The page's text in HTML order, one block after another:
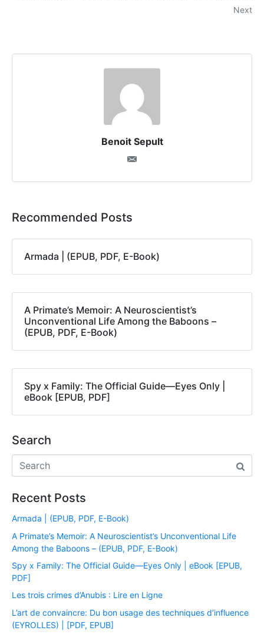
Next
Benoit Sepult
Recommended Posts
Armada | (EPUB, PDF, E-Book)
A Primate’s Memoir: A Neuroscientist’s
Unconventional Life Among the Baboons –
(EPUB, PDF, E-Book)
Spy x Family: The Official Guide―Eyes Only |
eBook [EPUB, PDF]
Search
Recent Posts
Armada | (EPUB, PDF, E-Book)
A Primate’s Memoir: A Neuroscientist’s Unconventional Life
Among the Baboons – (EPUB, PDF, E-Book)
Spy x Family: The Official Guide―Eyes Only | eBook [EPUB,
PDF]
Les trois crimes d’Anubis : Lire en Ligne
L’art de convaincre: Du bon usage des techniques d’influence
(EYROLLES) | [PDF, EPUB]